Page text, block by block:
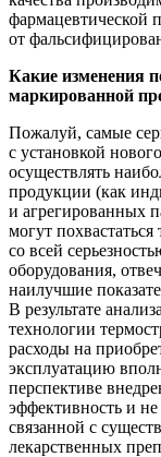
фармацевтической
от
Какие изменения
маркированной
Пожалуй, самые
с установкой
осуществлять
продукции (как
и агрегированных
могут
со всей
оборудования,
наилучшие
В результате
технологии
расходы на
эксплуатацию
перспективе
эффективность и
связанной с
лекарственных